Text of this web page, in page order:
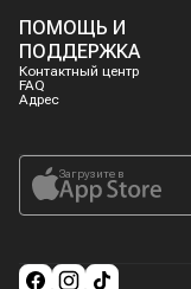
ПОМОЩЬ И
ПОДДЕРЖКА
Контактный центр
FAQ
Адрес
Загрузите в